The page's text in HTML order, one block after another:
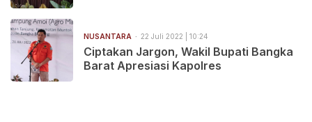
NUSANTARA 22 Juli 2022 | 10:24
Ciptakan Jargon, Wakil Bupati Bangka
Barat Apresiasi Kapolres